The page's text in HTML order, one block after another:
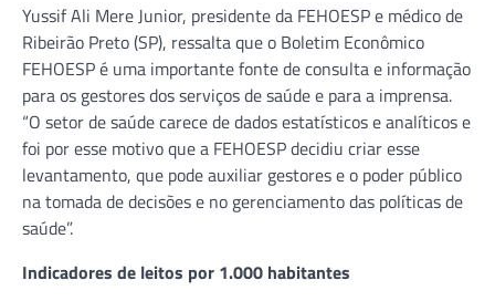
Yussif Ali Mere Junior, presidente da FEHOESP e médico de
Ribeirão Preto (SP), ressalta que o Boletim Econômico
FEHOESP é uma importante fonte de consulta e informação
para os gestores dos serviços de saúde e para a imprensa.
“O setor de saúde carece de dados estatísticos e analíticos e
foi por esse motivo que a FEHOESP decidiu criar esse
levantamento, que pode auxiliar gestores e o poder público
na tomada de decisões e no gerenciamento das políticas de
saúde”.
Indicadores de leitos por 1.000 habitantes